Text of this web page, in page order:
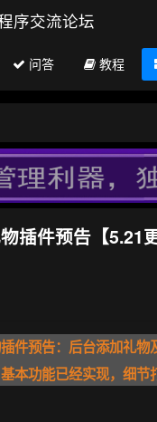
序交流论坛
问答 教程
插件预告【5.21
件预告：后台添加礼
本功能已经实现，细节